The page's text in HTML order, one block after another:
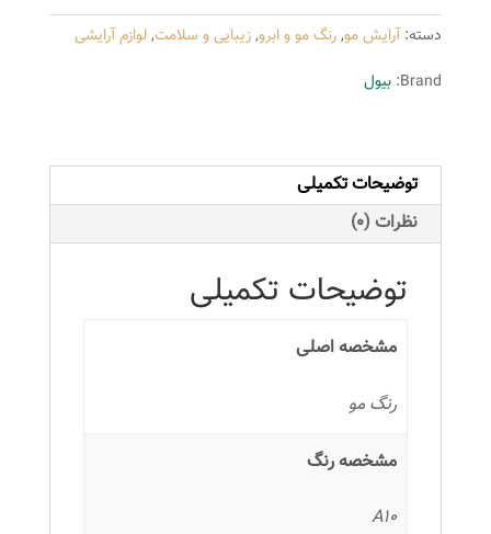
سری
Ash
مدل
پلاتینه
شماره
10.1
عدد
دسته:آرایش مو,رنگ مو و ابرو,زیبایی و سلامت,لوازم آرایشی
Brand: بیول
توضیحات تکمیلی
نظرات (0)
توضیحات تکمیلی
مشخصه اصلی
رنگ مو
مشخصه رنگ
A10